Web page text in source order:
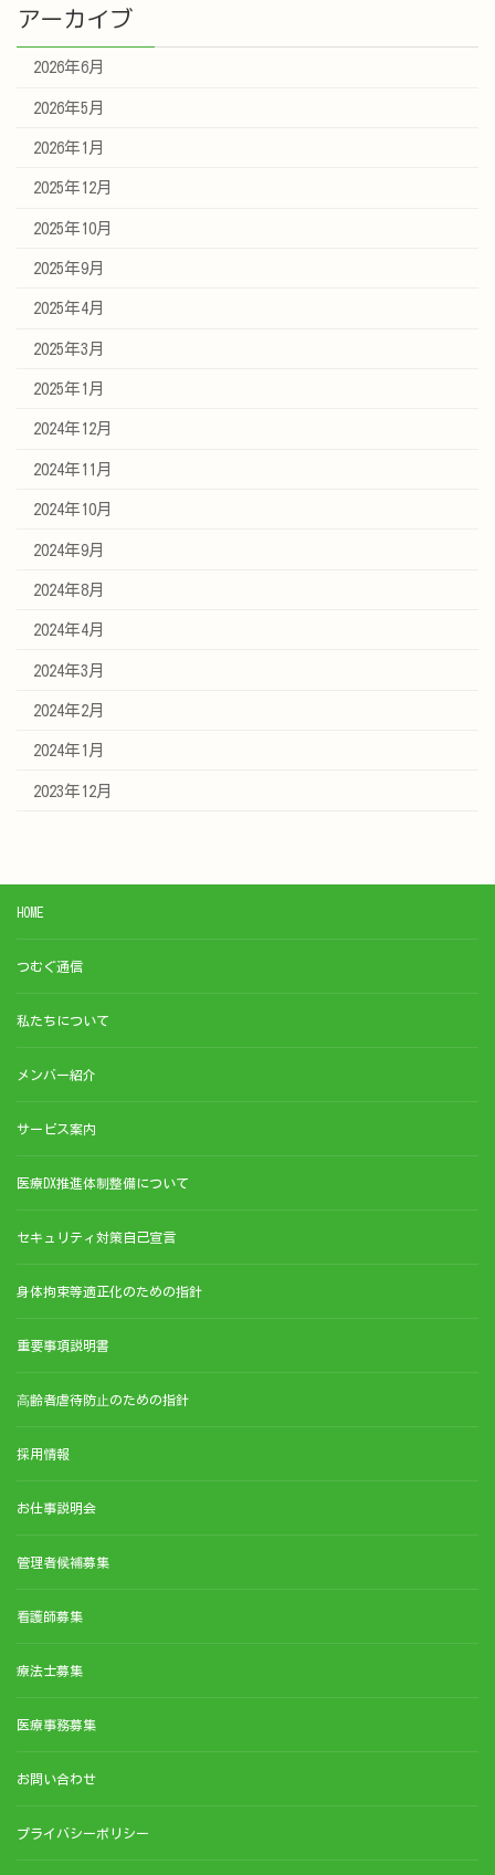
アーカイブ
2026年6月
2026年5月
2026年1月
2025年12月
2025年10月
2025年9月
2025年4月
2025年3月
2025年1月
2024年12月
2024年11月
2024年10月
2024年9月
2024年8月
2024年4月
2024年3月
2024年2月
2024年1月
2023年12月
HOME
つむぐ通信
私たちについて
メンバー紹介
サービス案内
医療DX推進体制整備について
セキュリティ対策自己宣言
身体拘束等適正化のための指針
重要事項説明書
⾼齢者虐待防⽌のための指針
採用情報
お仕事説明会
管理者候補募集
看護師募集
療法士募集
医療事務募集
お問い合わせ
プライバシーポリシー